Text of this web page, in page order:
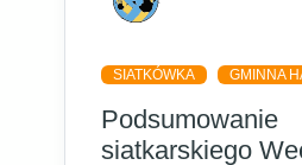
SIATKÓWKA GMINNA
Podsumowanie
siatkarskiego